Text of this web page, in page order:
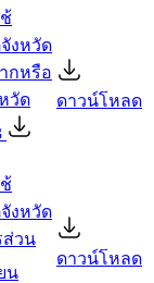
งหวัด
กหรือ
วัด
ดาวน์โหลด
งหวัด
ส่วน
น
ดาวน์โหลด